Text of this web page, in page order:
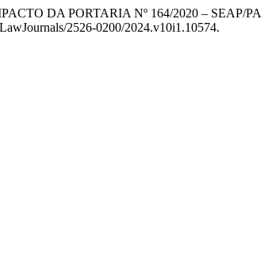
DA PORTARIA Nº 164/2020 – SEAP/PA
2526-0200/2024.v10i1.10574.